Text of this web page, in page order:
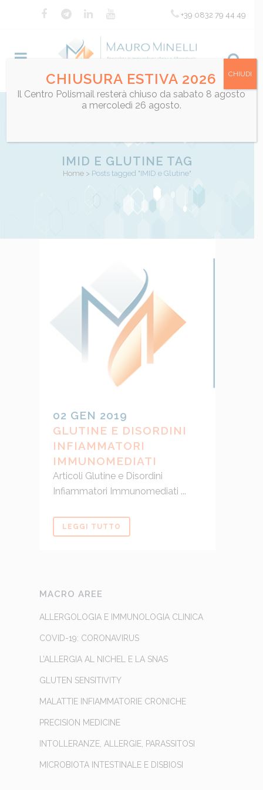
+39 0832 79 44 49
IMID E GLUTINE TAG
Home > Posts tagged "IMID e Glutine"
02 GEN 2019
GLUTINE E DISORDINI
INFIAMMATORI
IMMUNOMEDIATI
Articoli Glutine e Disordini
Infiammatori Immunomediati ...
LEGGI TUTTO
MACRO AREE
ALLERGOLOGIA E IMMUNOLOGIA CLINICA
COVID-19: CORONAVIRUS
L’ALLERGIA AL NICHEL E LA SNAS
GLUTEN SENSITIVITY
MALATTIE INFIAMMATORIE CRONICHE
PRECISION MEDICINE
INTOLLERANZE, ALLERGIE, PARASSITOSI
MICROBIOTA INTESTINALE E DISBIOSI
CHIUSURA ESTIVA 2026
Il Centro Polismail resterà chiuso da sabato 8 agosto
a mercoledì 26 agosto.
CHIUDI